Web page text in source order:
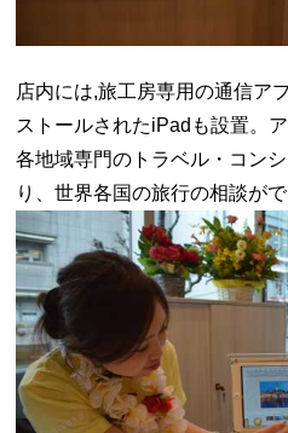
店内には,旅工房専用の通信ア
ストールされたiPadも設置。
各地域専門のトラベル・コン
り、世界各国の旅行の相談がで